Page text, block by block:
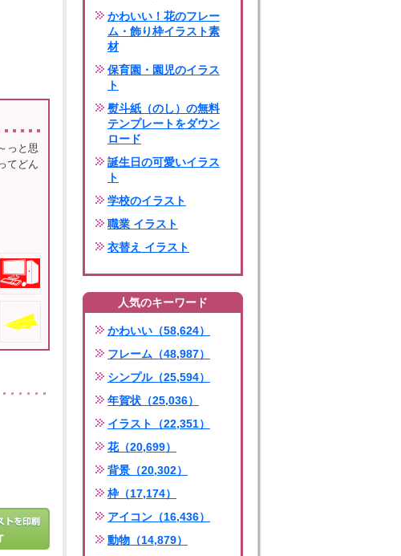
っと思
てどん
かわいい！花のフレー
ム・飾り枠イラスト素
材
保育園・園児のイラス
ト
熨斗紙（のし）の無料
テンプレートをダウン
ロード
誕生日の可愛いイラス
ト
学校のイラスト
職業 イラスト
衣替え イラスト
人気のキーワード
かわいい（58,624）
フレーム（48,987）
シンプル（25,594）
年賀状（25,036）
イラスト（22,351）
花（20,699）
背景（20,302）
枠（17,174）
アイコン（16,436）
動物（14,879）